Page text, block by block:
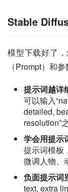
Stable
模型下载好了
（Prompt）和
提示词越详
可以输入
detailed,
resolution”
学会用提示
提示词模板
微调人物、
负面提示词
text, extra